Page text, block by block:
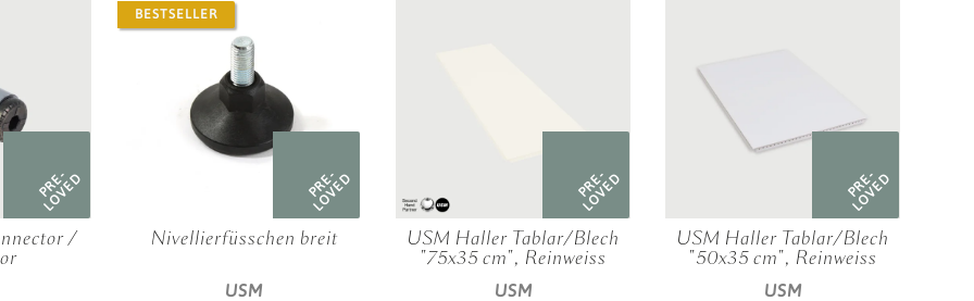
PRE-
LOVED
/
BESTSELLER
PRE-
LOVED
Nivellierfüsschen breit
USM
PRE-
LOVED
USM Haller Tablar/Blech
"75x35 cm", Reinweiss
USM
PRE-
LOVED
USM Haller Tablar/Blech
"50x35 cm", Reinweiss
USM